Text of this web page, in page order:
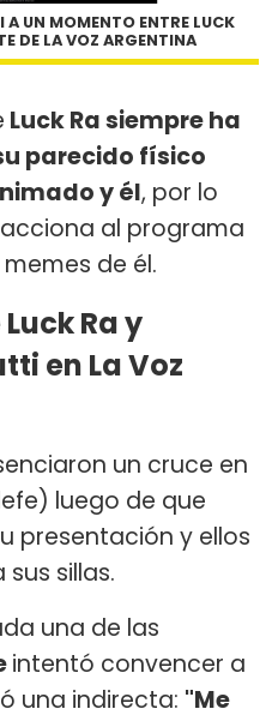
UN MOMENTO ENTRE LUCK
DE LA VOZ ARGENTINA
Luck Ra siempre ha
parecido físico
y él, por lo
al programa
de él.
Ra y
en La Voz
un cruce en
luego de que
presentación y ellos
sillas.
una de las
intentó convencer a
una indirecta: "Me